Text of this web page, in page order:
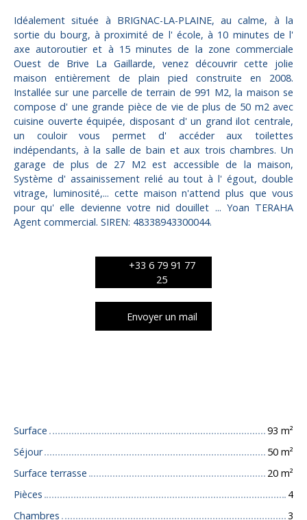
Idéalement située à BRIGNAC-LA-PLAINE, au calme, à la
sortie du bourg, à proximité de l' école, à 10 minutes de l'
axe autoroutier et à 15 minutes de la zone commerciale
Ouest de Brive La Gaillarde, venez découvrir cette jolie
maison entièrement de plain pied construite en 2008.
Installée sur une parcelle de terrain de 991 M2, la maison se
compose d' une grande pièce de vie de plus de 50 m2 avec
cuisine ouverte équipée, disposant d' un grand ilot centrale,
un couloir vous permet d' accéder aux toilettes
indépendants, à la salle de bain et aux trois chambres. Un
garage de plus de 27 M2 est accessible de la maison,
Système d' assainissement relié au tout à l' égout, double
vitrage, luminosité,... cette maison n'attend plus que vous
pour qu' elle devienne votre nid douillet ... Yoan TERAHA
Agent commercial. SIREN: 48338943300044.
+33 6 79 91 77
25
Envoyer un mail
Surface 93 m²
Séjour
50 m²
Surface terrasse
20 m²
Pièces
4
Chambres
3